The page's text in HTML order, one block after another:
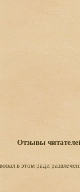
Отзывы
в этом ради